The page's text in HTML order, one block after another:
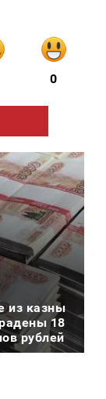
0
из казны
18
рублей